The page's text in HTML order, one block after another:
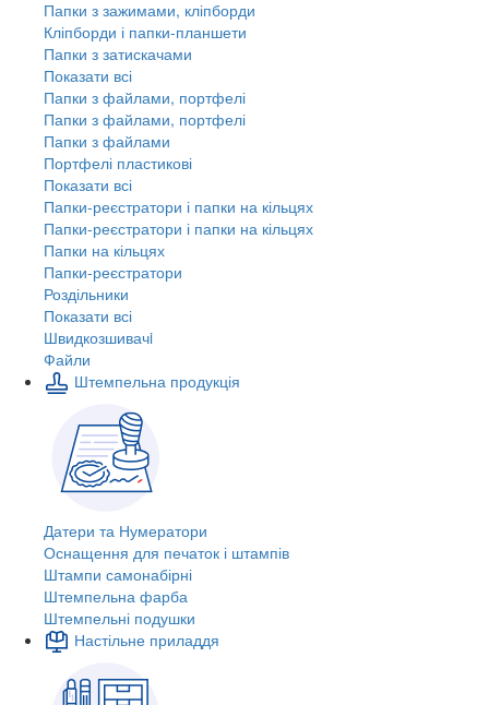
Папки з зажимами, кліпборди
Кліпборди і папки-планшети
Папки з затискачами
Показати всі
Папки з файлами, портфелі
Папки з файлами, портфелі
Папки з файлами
Портфелі пластикові
Показати всі
Папки-реєстратори і папки на кільцях
Папки-реєстратори і папки на кільцях
Папки на кільцях
Папки-реєстратори
Роздільники
Показати всі
Швидкозшивачi
Файли
Штемпельна продукція
Датери та Нумератори
Оснащення для печаток і штампів
Штампи самонабірні
Штемпельна фарба
Штемпельні подушки
Настільне приладдя